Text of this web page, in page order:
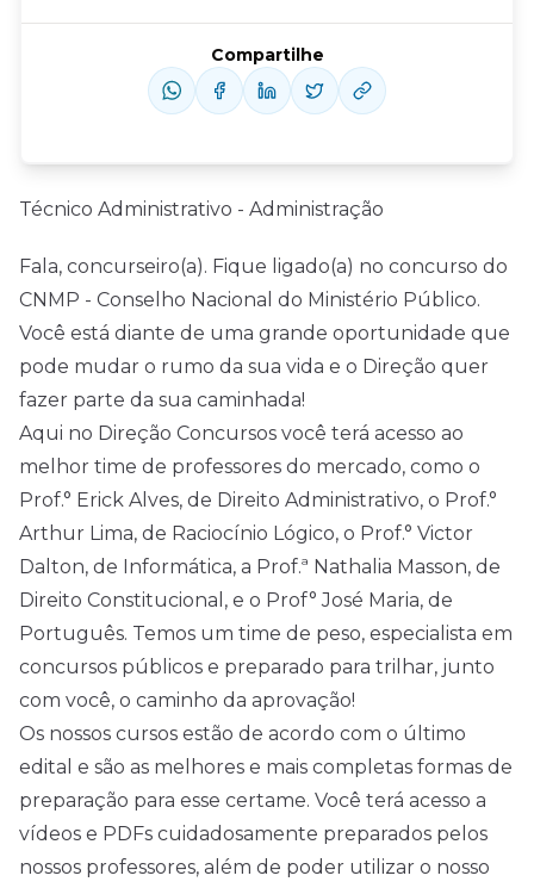
Técnico Administrativo - Administração
Fala, concurseiro(a). Fique ligado(a) no concurso do
CNMP - Conselho Nacional do Ministério Público.
Você está diante de uma grande oportunidade que
pode mudar o rumo da sua vida e o Direção quer
fazer parte da sua caminhada!
Aqui no Direção Concursos você terá acesso ao
melhor time de professores do mercado, como o
Prof.° Erick Alves, de Direito Administrativo, o Prof.°
Arthur Lima, de Raciocínio Lógico, o Prof.° Victor
Dalton, de Informática, a Prof.ª Nathalia Masson, de
Direito Constitucional, e o Prof° José Maria, de
Português. Temos um time de peso, especialista em
concursos públicos e preparado para trilhar, junto
com você, o caminho da aprovação!
Os nossos cursos estão de acordo com o último
edital e são as melhores e mais completas formas de
preparação para esse certame. Você terá acesso a
vídeos e PDFs cuidadosamente preparados pelos
nossos professores, além de poder utilizar o nosso
Compartilhe